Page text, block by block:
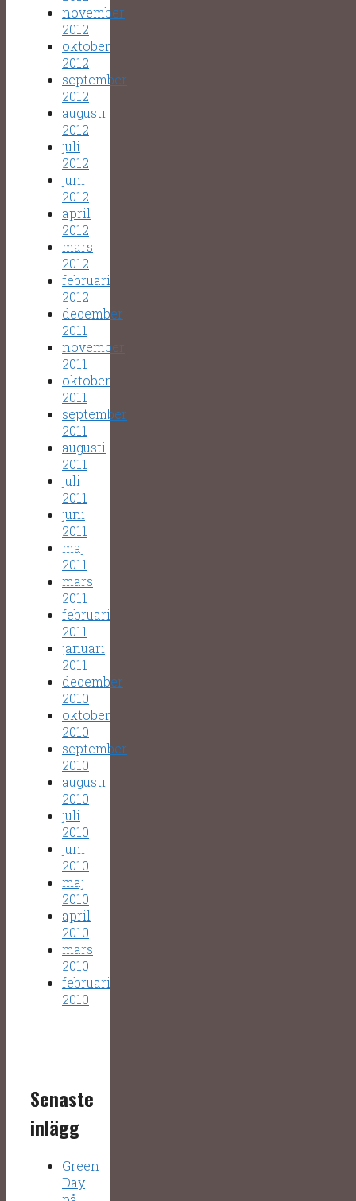
november
2012
oktober
2012
september
2012
augusti
2012
juli
2012
juni
2012
april
2012
mars
2012
februari
2012
december
2011
november
2011
oktober
2011
september
2011
augusti
2011
juli
2011
juni
2011
maj
2011
mars
2011
februari
2011
januari
2011
december
2010
oktober
2010
september
2010
augusti
2010
juli
2010
juni
2010
maj
2010
april
2010
mars
2010
februari
2010
Senaste
inlägg
Green
Day